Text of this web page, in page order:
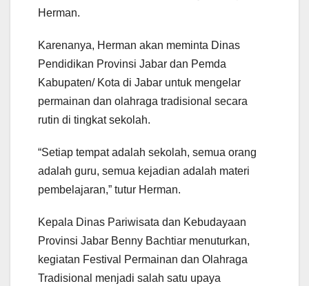
Herman.
Karenanya, Herman akan meminta Dinas
Pendidikan Provinsi Jabar dan Pemda
Kabupaten/ Kota di Jabar untuk mengelar
permainan dan olahraga tradisional secara
rutin di tingkat sekolah.
“Setiap tempat adalah sekolah, semua orang
adalah guru, semua kejadian adalah materi
pembelajaran,” tutur Herman.
Kepala Dinas Pariwisata dan Kebudayaan
Provinsi Jabar Benny Bachtiar menuturkan,
kegiatan Festival Permainan dan Olahraga
Tradisional menjadi salah satu upaya